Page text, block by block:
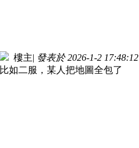
樓主| 發表於 2026-1-2 17:48:12
比如二服，某人把地圖全包了